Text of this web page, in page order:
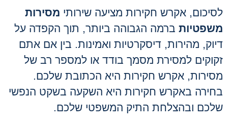
לסיכום, אקרש חקירות מציעה שירותי מסירות
משפטיותברמה הגבוהה ביותר, תוך הקפדה על
דיוק, מהירות, דיסקרטיות ואמינות. בין אם אתם
זקוקים למסירת מסמך בודד או למספר רב של
מסירות, אקרש חקירות היא הכתובת שלכם.
בחירה באקרש חקירות היא השקעה בשקט הנפשי
שלכם ובהצלחת התיק המשפטי שלכם.